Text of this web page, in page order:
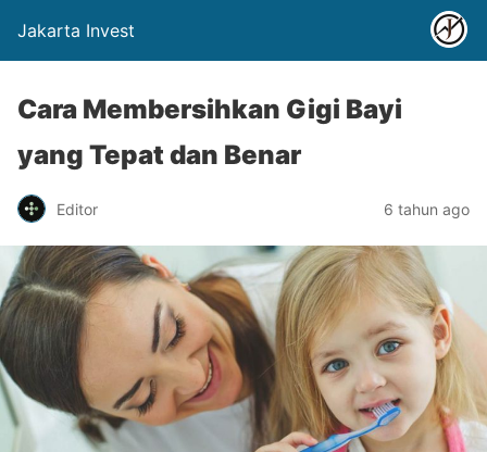
Jakarta Invest
Cara Membersihkan Gigi Bayi
yang Tepat dan Benar
Editor 6 tahun ago